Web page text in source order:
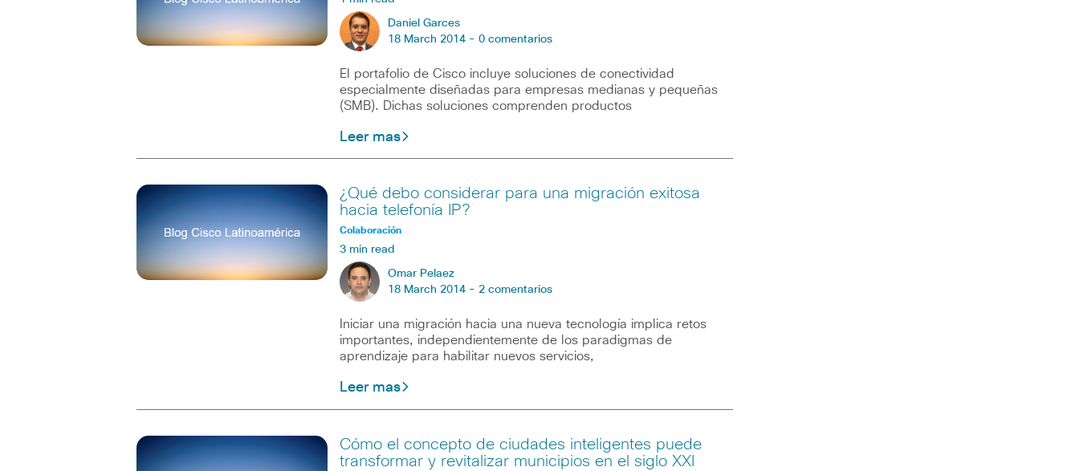
Daniel Garces
18 March 2014 - 0 comentarios
El portafolio de Cisco incluye soluciones de conectividad
especialmente diseñadas para empresas medianas y pequeñas
(SMB). Dichas soluciones comprenden productos
Leer mas
¿Qué debo considerar para una migración exitosa
hacia telefonía IP?
Colaboración
3 min read
Omar Pelaez
18 March 2014 - 2 comentarios
Iniciar una migración hacia una nueva tecnología implica retos
importantes, independientemente de los paradigmas de
aprendizaje para habilitar nuevos servicios,
Leer mas
Cómo el concepto de ciudades inteligentes puede
transformar y revitalizar municipios en el siglo XXI